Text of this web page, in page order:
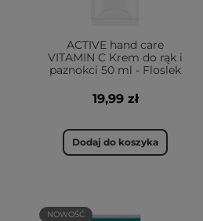
ACTIVE hand care
VITAMIN C Krem do rąk i
paznokci 50 ml - Floslek
19,99 zł
Dodaj do koszyka
NOWOŚĆ